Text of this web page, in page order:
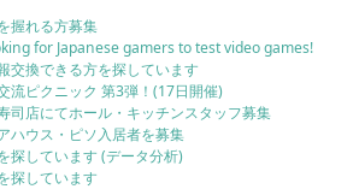
握れる方募集
for Japanese gamers to test video games!
交換できる方を探しています
流ピクニック 第3弾！(17日開催)
司店にてホール・キッチンスタッフ募集
ハウス・ピソ入居者を募集
探しています (データ分析)
探しています